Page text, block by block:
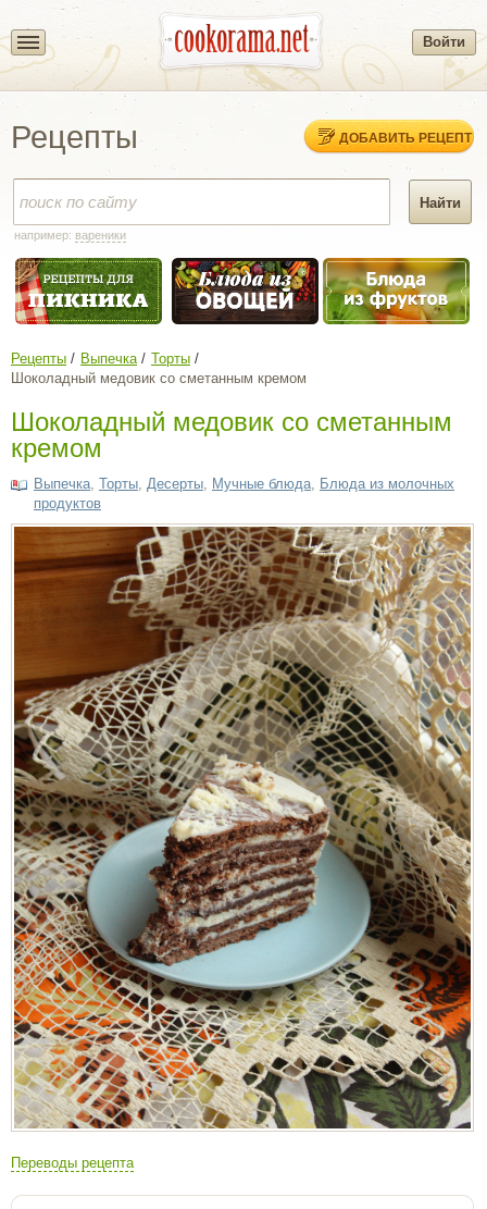
Войти
Рецепты ДОБАВИТЬ РЕЦЕПТ
например: вареники
Рецепты Выпечка
Торты
Шоколадный медовик со сметанным кремом
Шоколадный медовик со сметанным
кремом
Выпечка Торты Десерты Мучные блюда Блюда из молочных
продуктов
Переводы рецепта